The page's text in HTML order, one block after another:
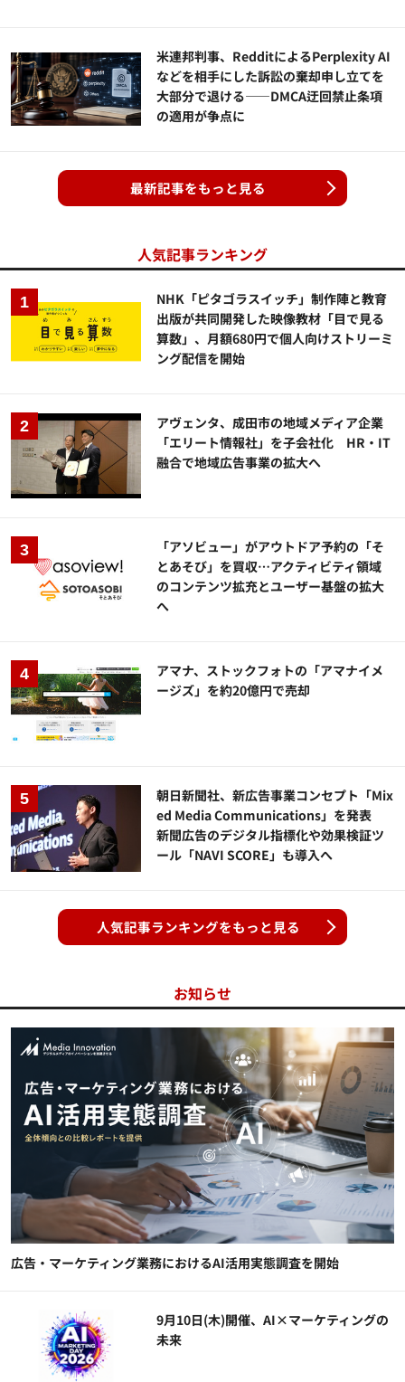
米連邦判事、RedditによるPerplexity AI
などを相手にした訴訟の棄却申し立てを
大部分で退ける——DMCA迂回禁止条項
の適用が争点に
最新記事をもっと見る
人気記事ランキング
NHK「ピタゴラスイッチ」制作陣と教育
出版が共同開発した映像教材「目で見る
算数」、月額680円で個人向けストリーミ
ング配信を開始
アヴェンタ、成田市の地域メディア企業
「エリート情報社」を子会社化 HR・IT
融合で地域広告事業の拡大へ
「アソビュー」がアウトドア予約の「そ
とあそび」を買収…アクティビティ領域
のコンテンツ拡充とユーザー基盤の拡大
へ
アマナ、ストックフォトの「アマナイメ
ージズ」を約20億円で売却
朝日新聞社、新広告事業コンセプト「Mix
ed Media Communications」を発表
新聞広告のデジタル指標化や効果検証ツ
ール「NAVI SCORE」も導入へ
人気記事ランキングをもっと見る
お知らせ
広告・マーケティング業務におけるAI活用実態調査を開始
9月10日(木)開催、AI×マーケティングの
未来